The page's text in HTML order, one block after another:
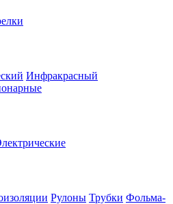
Инфракрасный
Рулоны Трубки Фольма-